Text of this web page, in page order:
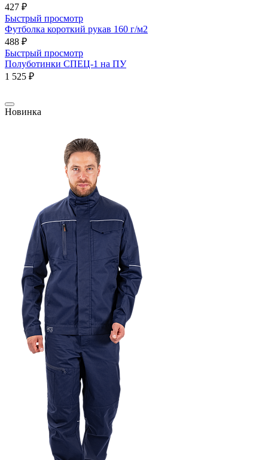
427 ₽
Быстрый просмотр
Футболка короткий рукав 160 г/м2
488 ₽
Быстрый просмотр
Полуботинки СПЕЦ-1 на ПУ
1 525 ₽
Новинка